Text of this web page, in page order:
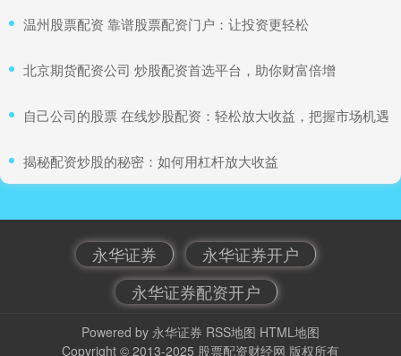
​温州股票配资 靠谱股票配资门户：让投资更轻松
​北京期货配资公司 炒股配资首选平台，助你财富倍增
​自己公司的股票 在线炒股配资：轻松放大收益，把握市场机遇
​揭秘配资炒股的秘密：如何用杠杆放大收益
永华证券
永华证券开户
永华证券配资开户
Powered by 永华证券 RSS地图 HTML地图
Copyright © 2013-2025 股票配资财经网 版权所有